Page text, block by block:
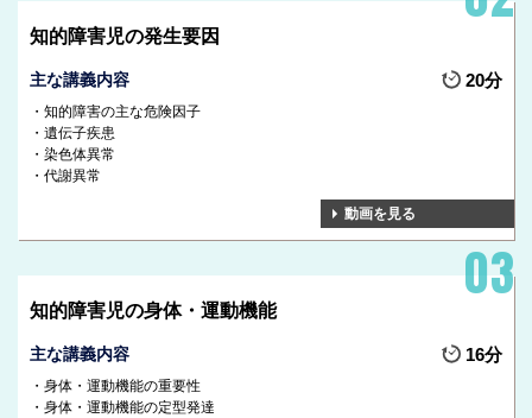
知的障害児の発生要因
主な講義内容 20分
知的障害の主な危険因子
遺伝子疾患
染色体異常
代謝異常
動画を見る
知的障害児の身体・運動機能
主な講義内容 16分
身体・運動機能の重要性
身体・運動機能の定型発達